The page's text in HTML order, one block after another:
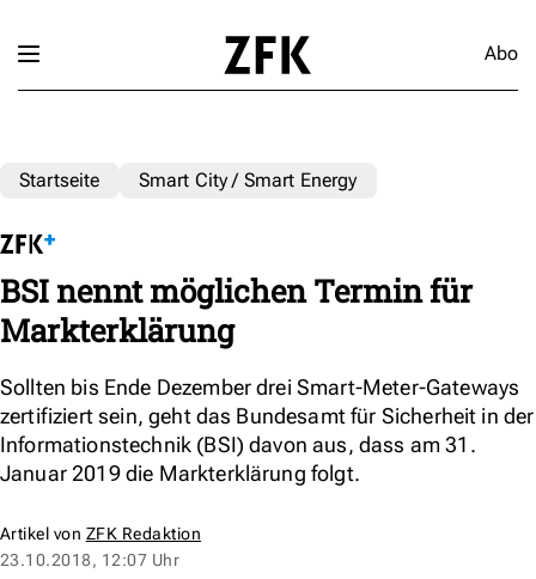
Abo
Startseite Smart City / Smart Energy
BSI nennt möglichen Termin für
Markterklärung
Sollten bis Ende Dezember drei Smart-Meter-Gateways
zertifiziert sein, geht das Bundesamt für Sicherheit in der
Informationstechnik (BSI) davon aus, dass am 31.
Januar 2019 die Markterklärung folgt.
Artikel von ZFK Redaktion
23.10.2018, 12:07 Uhr